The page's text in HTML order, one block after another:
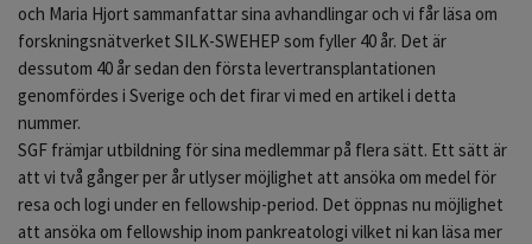
och Maria Hjort sammanfattar sina avhandlingar och vi får läsa om
forskningsnätverket SILK-SWEHEP som fyller 40 år. Det är
dessutom 40 år sedan den första levertransplantationen
genomfördes i Sverige och det firar vi med en artikel i detta
nummer.
SGF främjar utbildning för sina medlemmar på flera sätt. Ett sätt är
att vi två gånger per år utlyser möjlighet att ansöka om medel för
resa och logi under en fellowship-period. Det öppnas nu möjlighet
att ansöka om fellowship inom pankreatologi vilket ni kan läsa mer